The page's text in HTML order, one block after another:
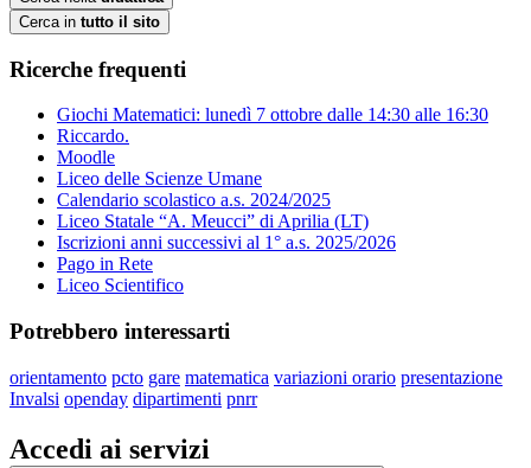
Cerca in tutto il sito
Ricerche frequenti
Giochi Matematici: lunedì 7 ottobre dalle 14:30 alle 16:30
Riccardo.
Moodle
Liceo delle Scienze Umane
Calendario scolastico a.s. 2024/2025
Liceo Statale “A. Meucci” di Aprilia (LT)
Iscrizioni anni successivi al 1° a.s. 2025/2026
Pago in Rete
Liceo Scientifico
Potrebbero interessarti
orientamento pcto gare matematica variazioni orario presentazione
Invalsi openday dipartimenti pnrr
Accedi ai servizi